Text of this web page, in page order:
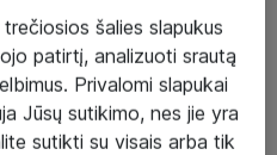
šalies slapukus
patirtį, analizuoti srautą
Privalomi slapukai
Jūsų sutikimo, nes jie yra
sutikti su visais arba tik